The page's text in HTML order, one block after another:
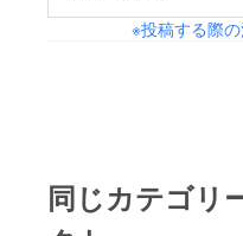
※投稿する際
同じカテゴリ